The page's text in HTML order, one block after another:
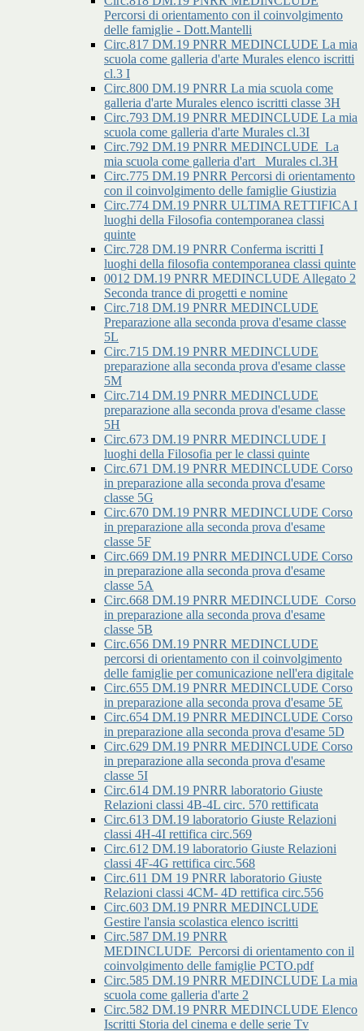
Percorsi di orientamento con il coinvolgimento
delle famiglie - Dott.Mantelli
Circ.817 DM.19 PNRR MEDINCLUDE La mia
scuola come galleria d'arte Murales elenco iscritti
cl.3 I
Circ.800 DM.19 PNRR La mia scuola come
galleria d'arte Murales elenco iscritti classe 3H
Circ.793 DM.19 PNRR MEDINCLUDE La mia
scuola come galleria d'arte Murales cl.3I
Circ.792 DM.19 PNRR MEDINCLUDE_La
mia scuola come galleria d'art _Murales cl.3H
Circ.775 DM.19 PNRR Percorsi di orientamento
con il coinvolgimento delle famiglie Giustizia
Circ.774 DM.19 PNRR ULTIMA RETTIFICA I
luoghi della Filosofia contemporanea classi
quinte
Circ.728 DM.19 PNRR Conferma iscritti I
luoghi della filosofia contemporanea classi quinte
0012 DM.19 PNRR MEDINCLUDE Allegato 2
Seconda trance di progetti e nomine
Circ.718 DM.19 PNRR MEDINCLUDE
Preparazione alla seconda prova d'esame classe
5L
Circ.715 DM.19 PNRR MEDINCLUDE
preparazione alla seconda prova d'esame classe
5M
Circ.714 DM.19 PNRR MEDINCLUDE
preparazione alla seconda prova d'esame classe
5H
Circ.673 DM.19 PNRR MEDINCLUDE I
luoghi della Filosofia per le classi quinte
Circ.671 DM.19 PNRR MEDINCLUDE Corso
in preparazione alla seconda prova d'esame
classe 5G
Circ.670 DM.19 PNRR MEDINCLUDE Corso
in preparazione alla seconda prova d'esame
classe 5F
Circ.669 DM.19 PNRR MEDINCLUDE Corso
in preparazione alla seconda prova d'esame
classe 5A
Circ.668 DM.19 PNRR MEDINCLUDE_Corso
in preparazione alla seconda prova d'esame
classe 5B
Circ.656 DM.19 PNRR MEDINCLUDE
percorsi di orientamento con il coinvolgimento
delle famiglie per comunicazione nell'era digitale
Circ.655 DM.19 PNRR MEDINCLUDE Corso
in preparazione alla seconda prova d'esame 5E
Circ.654 DM.19 PNRR MEDINCLUDE Corso
in preparazione alla seconda prova d'esame 5D
Circ.629 DM.19 PNRR MEDINCLUDE Corso
in preparazione alla seconda prova d'esame
classe 5I
Circ.614 DM.19 PNRR laboratorio Giuste
Relazioni classi 4B-4L circ. 570 rettificata
Circ.613 DM.19 laboratorio Giuste Relazioni
classi 4H-4I rettifica circ.569
Circ.612 DM.19 laboratorio Giuste Relazioni
classi 4F-4G rettifica circ.568
Circ.611 DM 19 PNRR laboratorio Giuste
Relazioni classi 4CM- 4D rettifica circ.556
Circ.603 DM.19 PNRR MEDINCLUDE
Gestire l'ansia scolastica elenco iscritti
Circ.587 DM.19 PNRR
MEDINCLUDE_Percorsi di orientamento con il
coinvolgimento delle famiglie PCTO.pdf
Circ.585 DM.19 PNRR MEDINCLUDE La mia
scuola come galleria d'arte 2
Circ.582 DM.19 PNRR MEDINCLUDE Elenco
Iscritti Storia del cinema e delle serie Tv